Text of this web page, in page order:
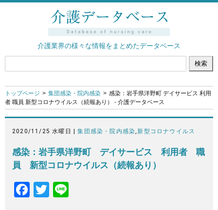
介護業界の様々な情報をまとめたデータベース
トップページ 集団感染・院内感染
感染：岩手県洋野町 デイサービス 利用
者 職員 新型コロナウイルス（続報あり） - 介護データベース
2020/11/25 水曜日 |集団感染・院内感染,新型コロナウイルス
感染：岩手県洋野町 デイサービス 利用者 職
員 新型コロナウイルス（続報あり）
F
T